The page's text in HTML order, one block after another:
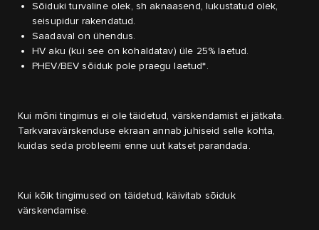
Sõiduki turvaline olek, sh aknaasend, lukustatud olek,
seisupidur rakendatud.
Saadaval on ühendus.
HV aku (kui see on kohaldatav) üle 25% laetud.
PHEV/BEV sõiduk pole praegu laetud*.
Kui mõni tingimus ei ole täidetud, värskendamist ei jätkata.
Tarkvaravärskenduse ekraan annab juhiseid selle kohta,
kuidas seda probleemi enne uut katset parandada.
Kui kõik tingimused on täidetud, käivitab sõiduk
värskendamise.